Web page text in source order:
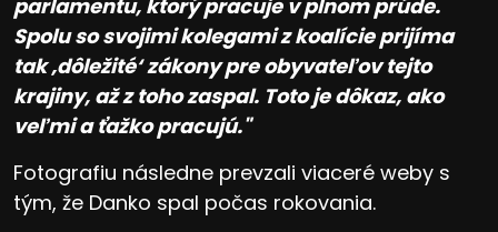
parlamentu, ktorý pracuje v plnom prúde.
Spolu so svojimi kolegami z koalície prijíma
tak ‚dôležité‘ zákony pre obyvateľov tejto
krajiny, až z toho zaspal. Toto je dôkaz, ako
veľmi a ťažko pracujú."
Fotografiu následne prevzali viaceré weby s
tým, že Danko spal počas rokovania.